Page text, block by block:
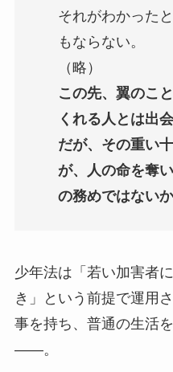
それがわかった
もならない。
（略）
この先、翼のこ
くれる人とは出
だが、その重い
が、人の命を奪
の務めではないか
少年法は「若い加害者
き」という前提で運用
事を持ち、普通の生活
——。